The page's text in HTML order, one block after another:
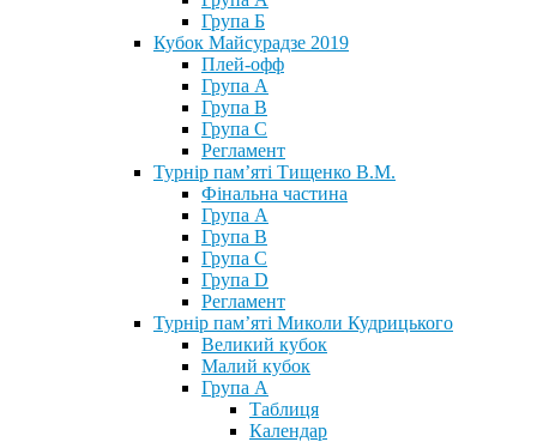
Група Б
Кубок Майсурадзе 2019
Плей-офф
Група А
Група В
Група С
Регламент
Турнір пам’яті Тищенко В.М.
Фінальна частина
Група А
Група В
Група С
Група D
Регламент
Турнір пам’яті Миколи Кудрицького
Великий кубок
Малий кубок
Група А
Таблиця
Календар